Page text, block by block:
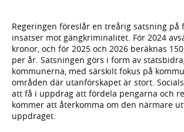
Regeringen föreslår en treårig satsning på
insatser mot gängkriminalitet. För 2024
kronor, och för 2025 och 2026 beräknas
per år. Satsningen görs i form av
kommunerna, med särskilt fokus på
områden där utanförskapet är stort.
att få i uppdrag att fördela pengarna och
kommer att återkomma om den närmare
uppdraget.